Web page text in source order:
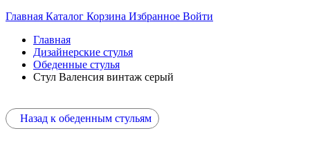
Главная Каталог Корзина Избранное Войти
Главная
Дизайнерские стулья
Обеденные стулья
Стул Валенсия винтаж серый
Назад к обеденным стульям